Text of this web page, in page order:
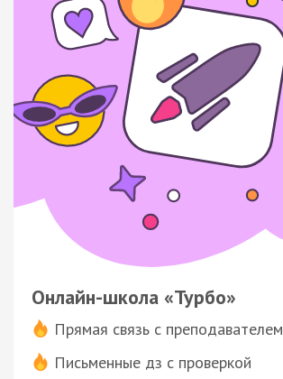
Онлайн-школа «Турбо»
Прямая связь с преподавателем
Письменные дз с проверкой